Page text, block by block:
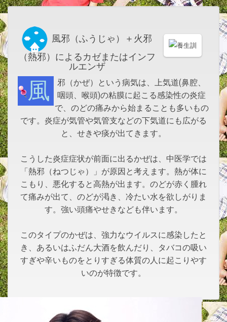
風邪（ふうじゃ）＋火邪
（熱邪）によるカゼまたはインフ
ルエンザ
風邪（かぜ）という病気は、上気道(鼻腔、
咽頭、喉頭)の粘膜に起こる感染性の炎症
で、のどの痛みから始まることも多いもの
です。炎症が気管や気管支などの下気道にも広がる
と、せきや痰が出てきます。
こうした炎症症状が前面に出るかぜは、中医学では
「熱邪（ねつじゃ）」が原因と考えます。熱が体に
こもり、悪化すると高熱が出ます。のどが赤く腫れ
て痛みが出て、のどが渇き、冷たい水を欲しがりま
す。強い頭痛やせきなども伴います。
このタイプのかぜは、強力なウイルスに感染したと
き、あるいはふだん大酒を飲んだり、タバコの吸い
すぎや辛いものをとりすぎる体質の人に起こりやす
いのが特徴です。